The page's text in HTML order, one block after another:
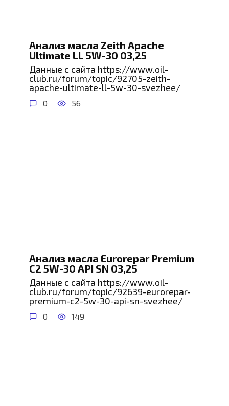
Анализ масла Zeith Apache
Ultimate LL 5W-30 03,25
Данные с сайта https://www.oil-
club.ru/forum/topic/92705-zeith-
apache-ultimate-ll-5w-30-svezhee/
0 56
Анализ масла Eurorepar Premium
C2 5W-30 API SN 03,25
Данные с сайта https://www.oil-
club.ru/forum/topic/92639-eurorepar-
premium-c2-5w-30-api-sn-svezhee/
0 149